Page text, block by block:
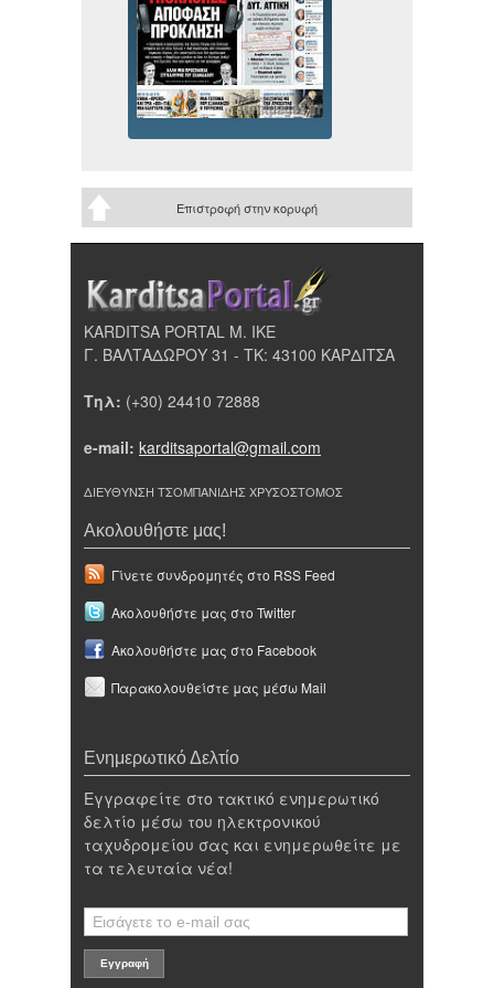
Επιστροφή στην κορυφή
KARDITSA PORTAL Μ. ΙΚΕ
Γ. ΒΑΛΤΑΔΩΡΟΥ 31 - ΤΚ: 43100 ΚΑΡΔΙΤΣΑ
Τηλ: (+30) 24410 72888
e-mail: karditsaportal@gmail.com
ΔΙΕΥΘΥΝΣΗ ΤΣΟΜΠΑΝΙΔΗΣ ΧΡΥΣΟΣΤΟΜΟΣ
Ακολουθήστε μας!
Γίνετε συνδρομητές στο RSS Feed
Ακολουθήστε μας στο Twitter
Ακολουθήστε μας στο Facebook
Παρακολουθείστε μας μέσω Mail
Ενημερωτικό Δελτίο
Εγγραφείτε στο τακτικό ενημερωτικό
δελτίο μέσω του ηλεκτρονικού
ταχυδρομείου σας και ενημερωθείτε με
τα τελευταία νέα!